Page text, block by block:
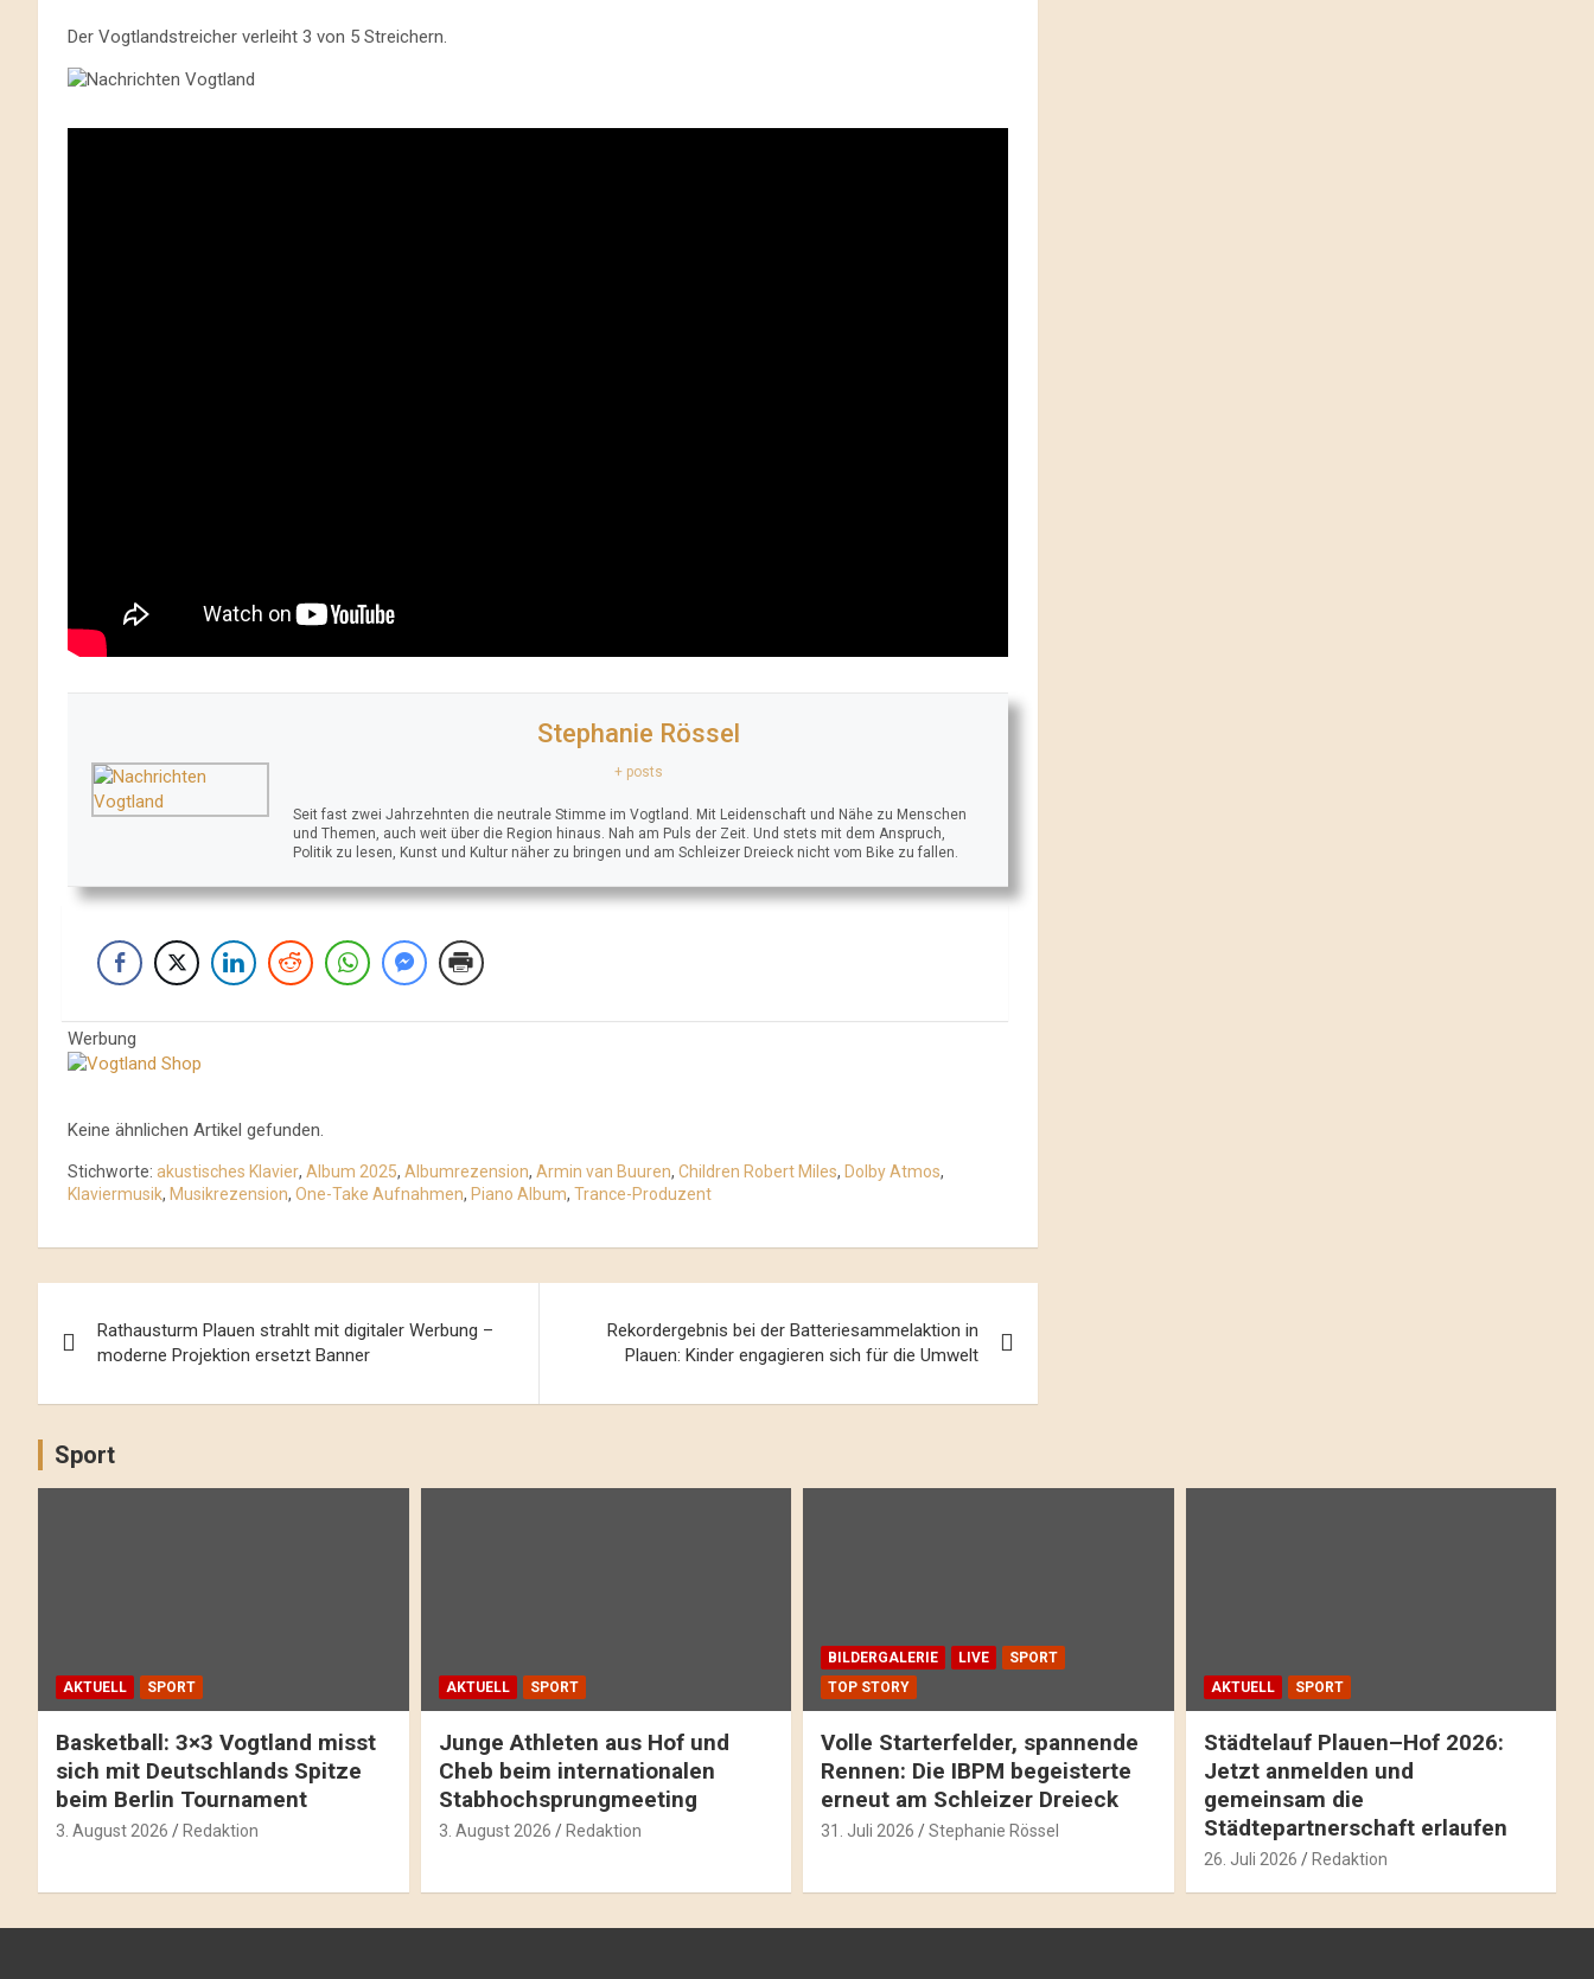
Der Vogtlandstreicher verleiht 3 von 5 Streichern.
Stephanie Rössel
+ posts
Seit fast zwei Jahrzehnten die neutrale Stimme im Vogtland. Mit Leidenschaft und Nähe zu Menschen
und Themen, auch weit über die Region hinaus. Nah am Puls der Zeit. Und stets mit dem Anspruch,
Politik zu lesen, Kunst und Kultur näher zu bringen und am Schleizer Dreieck nicht vom Bike zu fallen.
Werbung
Keine ähnlichen Artikel gefunden.
Stichworte: akustisches Klavier, Album 2025, Albumrezension, Armin van Buuren, Children Robert Miles, Dolby Atmos,
Klaviermusik, Musikrezension, One-Take Aufnahmen, Piano Album, Trance-Produzent
Navigation
Rathausturm Plauen strahlt mit digitaler Werbung –
moderne Projektion ersetzt Banner
Rekordergebnis bei der Batteriesammelaktion in
Plauen: Kinder engagieren sich für die Umwelt
Sport
AKTUELL SPORT
Basketball: 3×3 Vogtland misst
sich mit Deutschlands Spitze
beim Berlin Tournament
3. August 2026 Redaktion
AKTUELL SPORT
Junge Athleten aus Hof und
Cheb beim internationalen
Stabhochsprungmeeting
3. August 2026 Redaktion
BILDERGALERIE LIVE
SPORT
TOP STORY
Volle Starterfelder, spannende
Rennen: Die IBPM begeisterte
erneut am Schleizer Dreieck
31. Juli 2026 Stephanie Rössel
AKTUELL SPORT
Städtelauf Plauen–Hof 2026:
Jetzt anmelden und
gemeinsam die
Städtepartnerschaft erlaufen
26. Juli 2026 Redaktion